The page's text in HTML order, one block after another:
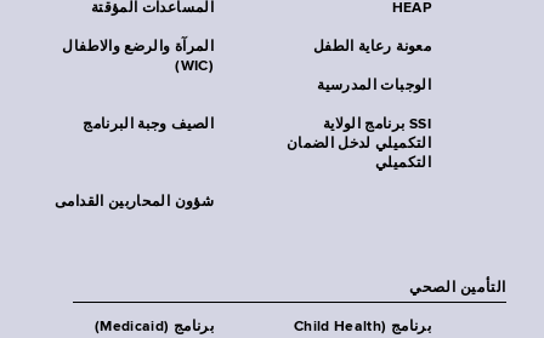
المساعدات المؤقتة HEAP
المرآة والرضع والاطفال
(WIC)
معونة رعاية الطفل
الوجبات المدرسية
الصيف وجبة البرنامج
SSI برنامج الولاية
التكميلي لدخل الضمان
التكميلي
شؤون المحاربين القدامى
التأمين الصحي
برنامج (Medicaid)
برنامج (Child Health